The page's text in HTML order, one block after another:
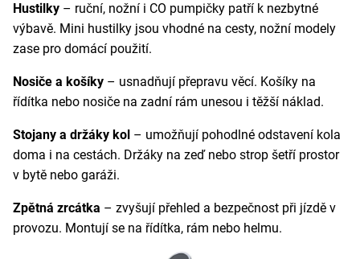
Hustilky – ruční, nožní i CO pumpičky patří k nezbytné
výbavě. Mini hustilky jsou vhodné na cesty, nožní modely
zase pro domácí použití.
Nosiče a košíky – usnadňují přepravu věcí. Košíky na
řídítka nebo nosiče na zadní rám unesou i těžší náklad.
Stojany a držáky kol – umožňují pohodlné odstavení kola
doma i na cestách. Držáky na zeď nebo strop šetří prostor
v bytě nebo garáži.
Zpětná zrcátka – zvyšují přehled a bezpečnost při jízdě v
provozu. Montují se na řídítka, rám nebo helmu.